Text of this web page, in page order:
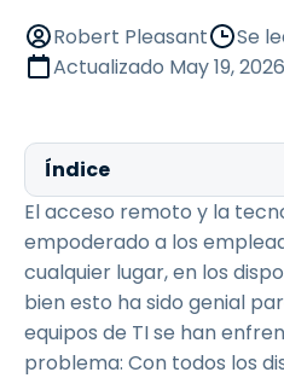
Robert Pleasant
Se
Actualizado May 19, 2026
Índice
El acceso remoto y la
empoderado a los
cualquier lugar, en los
bien esto ha sido genial
equipos de TI se han
problema: Con todos los